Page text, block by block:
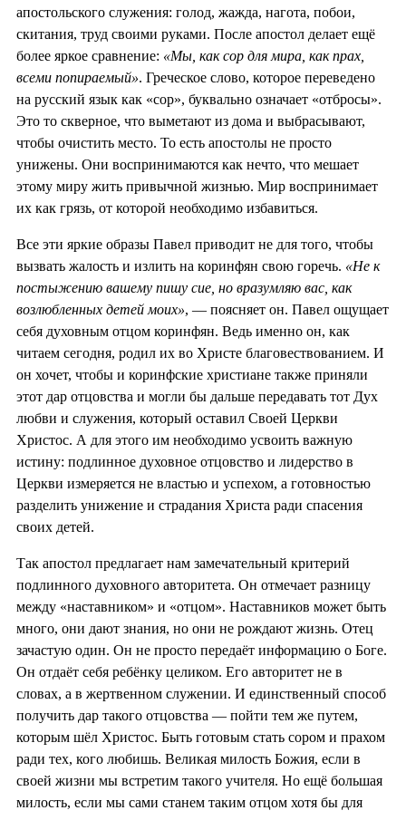
апостольского служения: голод, жажда, нагота, побои,
скитания, труд своими руками. После апостол делает ещё
более яркое сравнение: «Мы, как сор для мира, как прах,
всеми попираемый». Греческое слово, которое переведено
на русский язык как «сор», буквально означает «отбросы».
Это то скверное, что выметают из дома и выбрасывают,
чтобы очистить место. То есть апостолы не просто
унижены. Они воспринимаются как нечто, что мешает
этому миру жить привычной жизнью. Мир воспринимает
их как грязь, от которой необходимо избавиться.
Все эти яркие образы Павел приводит не для того, чтобы
вызвать жалость и излить на коринфян свою горечь. «Не к
постыжению вашему пишу сие, но вразумляю вас, как
возлюбленных детей моих», — поясняет он. Павел ощущает
себя духовным отцом коринфян. Ведь именно он, как
читаем сегодня, родил их во Христе благовествованием. И
он хочет, чтобы и коринфские христиане также приняли
этот дар отцовства и могли бы дальше передавать тот Дух
любви и служения, который оставил Своей Церкви
Христос. А для этого им необходимо усвоить важную
истину: подлинное духовное отцовство и лидерство в
Церкви измеряется не властью и успехом, а готовностью
разделить унижение и страдания Христа ради спасения
своих детей.
Так апостол предлагает нам замечательный критерий
подлинного духовного авторитета. Он отмечает разницу
между «наставником» и «отцом». Наставников может быть
много, они дают знания, но они не рождают жизнь. Отец
зачастую один. Он не просто передаёт информацию о Боге.
Он отдаёт себя ребёнку целиком. Его авторитет не в
словах, а в жертвенном служении. И единственный способ
получить дар такого отцовства — пойти тем же путем,
которым шёл Христос. Быть готовым стать сором и прахом
ради тех, кого любишь. Великая милость Божия, если в
своей жизни мы встретим такого учителя. Но ещё большая
милость, если мы сами станем таким отцом хотя бы для